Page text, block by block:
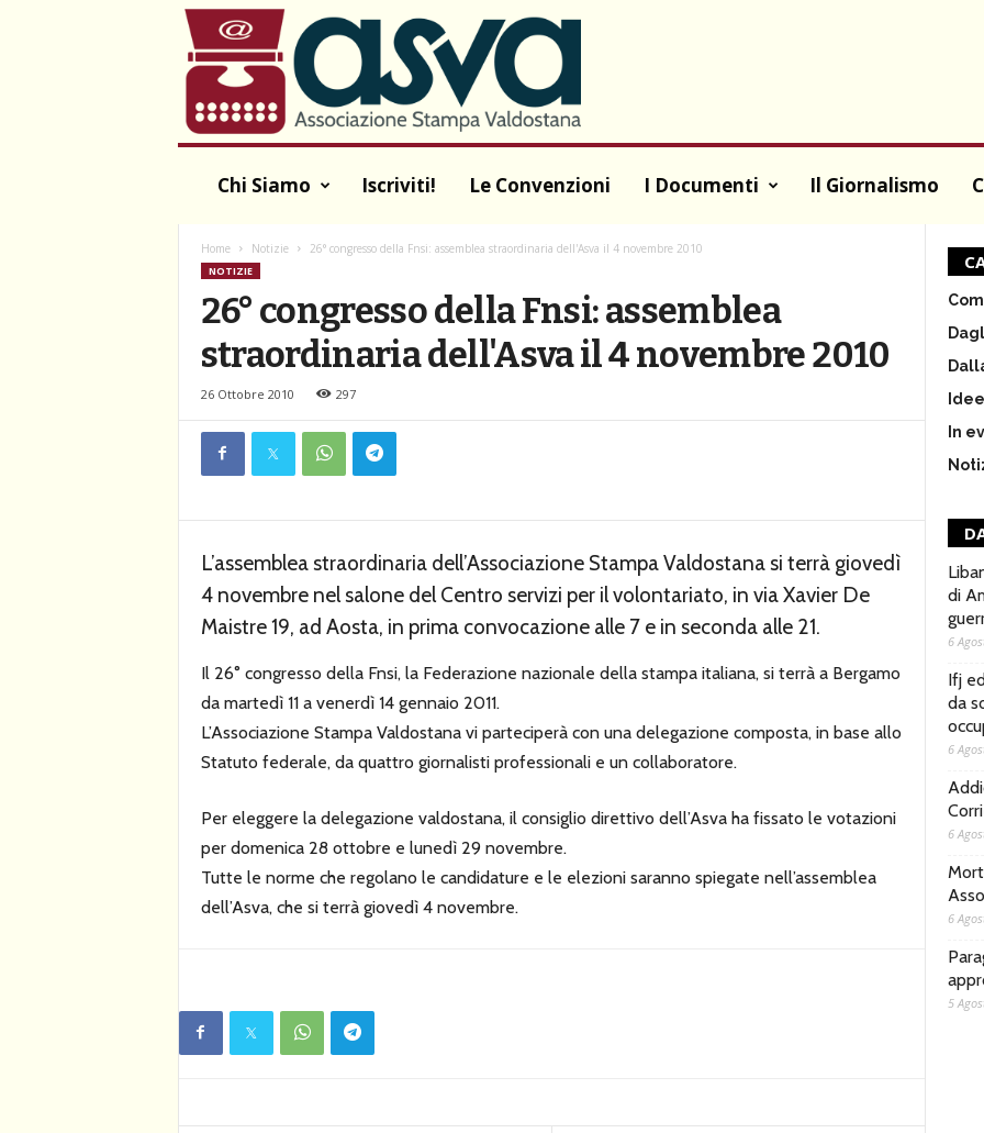
A
S
V
Chi Siamo Iscriviti! Le Convenzioni I Documenti Il Giornalismo
Home Notizie 26° congresso della Fnsi: assemblea straordinaria dell'Asva il 4 novembre 2010
NOTIZIE
26° congresso della Fnsi: assemblea
straordinaria dell'Asva il 4 novembre 2010
26 Ottobre 2010 297
L’assemblea straordinaria dell’Associazione Stampa Valdostana si terrà giovedì
4 novembre nel salone del Centro servizi per il volontariato, in via Xavier De
Maistre 19, ad Aosta, in prima convocazione alle 7 e in seconda alle 21.
Il 26° congresso della Fnsi, la Federazione nazionale della stampa italiana, si terrà a Bergamo
da martedì 11 a venerdì 14 gennaio 2011.
L’Associazione Stampa Valdostana vi parteciperà con una delegazione composta, in base allo
Statuto federale, da quattro giornalisti professionali e un collaboratore.
Per eleggere la delegazione valdostana, il consiglio direttivo dell’Asva ha fissato le votazioni
per domenica 28 ottobre e lunedì 29 novembre.
Tutte le norme che regolano le candidature e le elezioni saranno spiegate nell’assemblea
dell’Asva, che si terrà giovedì 4 novembre.
Idee
In
di
6
Ifj
da
6
6
6
5